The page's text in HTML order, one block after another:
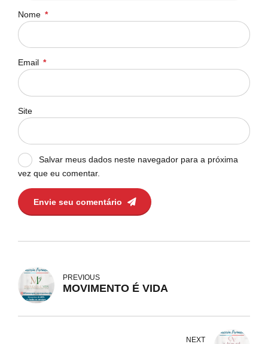
Nome *
Email *
Site
Salvar meus dados neste navegador para a próxima
vez que eu comentar.
Envie seu comentário
PREVIOUS
MOVIMENTO É VIDA
NEXT